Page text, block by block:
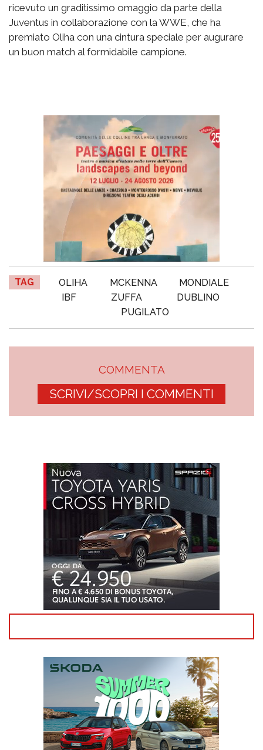
ricevuto un graditissimo omaggio da parte della
Juventus in collaborazione con la WWE, che ha
premiato Oliha con una cintura speciale per augurare
un buon match al formidabile campione.
TAG OLIHA MCKENNA
MONDIALE
IBF
ZUFFA
DUBLINO
PUGILATO
COMMENTA
SCRIVI/SCOPRI I COMMENTI